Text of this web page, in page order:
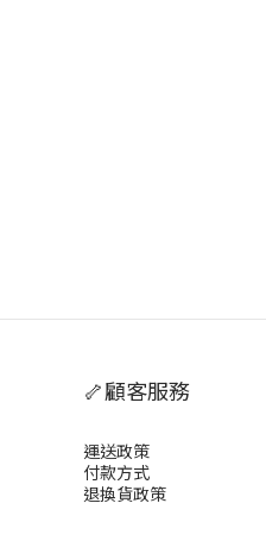
🦴顧客服務
運送政策
付款方式
退換貨政策